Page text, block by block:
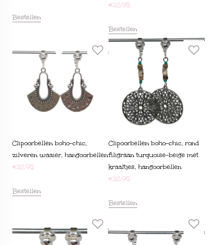
Bestellen
€28,95
Bestellen
Clipoorbellen boho-chic,
zilveren waaier, hangoorbellen
€28,95
Bestellen
Clipoorbellen boho-chic, rond
filigraan turquoise-beige met
kraaltjes, hangoorbellen
€28,95
Bestellen